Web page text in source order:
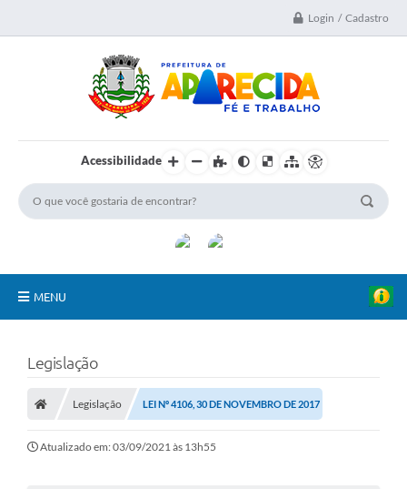
Login / Cadastro
Acessibilidade
MENU
Secretarias
Transparência
Turismo
Legislação
Legislação LEI Nº 4106, 30 DE NOVEMBRO DE 2017
Atualizado em: 03/09/2021 às 13h55